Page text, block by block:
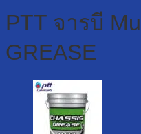
PTT จารบี
GREASE